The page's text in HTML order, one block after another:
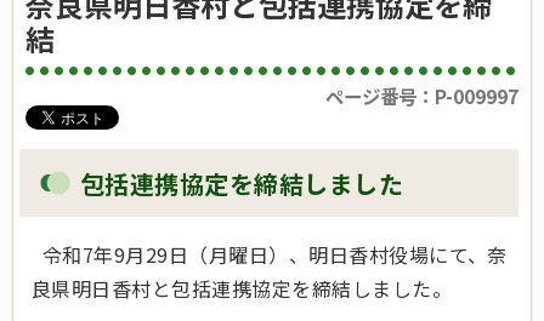
結
ページ番号：P-009997
包括連携協定を締結しました
令和7年9月29日（月曜日）、明日香村役場にて、奈
良県明日香村と包括連携協定を締結しました。